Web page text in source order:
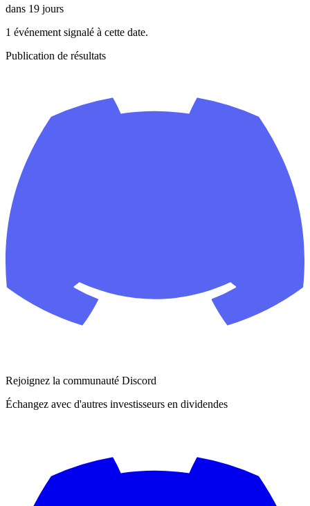
dans 19 jours
1 événement signalé à cette date.
Publication de résultats
Rejoignez la communauté Discord
Échangez avec d'autres investisseurs en dividendes